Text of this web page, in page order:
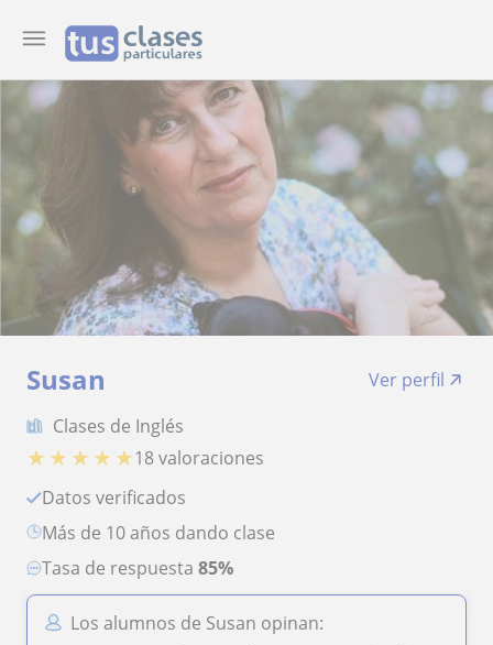
Susan
Ver perfil
Clases de Inglés
★ ★ ★ ★ ★18 valoraciones
Datos verificados
más de 10 años dando clase
Tasa de respuesta 85%
Los alumnos de Susan opinan: